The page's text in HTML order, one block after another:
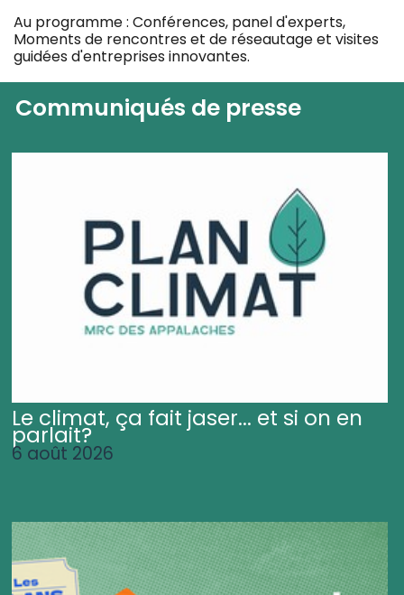
Au programme : Conférences, panel d'experts,
Moments de rencontres et de réseautage et visites
guidées d'entreprises innovantes.
Communiqués de presse
Le climat, ça fait jaser... et si on en
parlait?
6 août 2026